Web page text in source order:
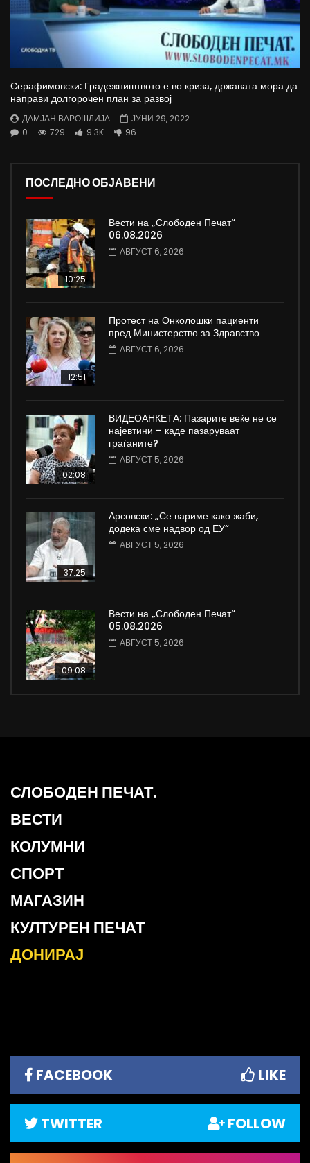
Серафимовски: Градежништвото е во криза, државата мора да
направи долгорочен план за развој
ДАМЈАН ВАРОШЛИЈА
ЈУНИ 29, 2022
0
729 9.3K 96
ПОСЛЕДНО ОБЈАВЕНИ
10:25
Вести на „Слободен Печат“
06.08.2026
АВГУСТ 6, 2026
12:51
Протест на Онколошки пациенти
пред Министерство за Здравство
АВГУСТ 6, 2026
02:08
ВИДЕОАНКЕТА: Пазарите веќе не се
најевтини – каде пазаруваат
граѓаните?
АВГУСТ 5, 2026
37:25
Арсовски: „Се вариме како жаби,
додека сме надвор од ЕУ“
АВГУСТ 5, 2026
09:08
Вести на „Слободен Печат“
05.08.2026
АВГУСТ 5, 2026
СЛОБОДЕН ПЕЧАТ.
ВЕСТИ
КОЛУМНИ
СПОРТ
МАГАЗИН
КУЛТУРЕН ПЕЧАТ
ДОНИРАЈ
FACEBOOK LIKE
TWITTER FOLLOW